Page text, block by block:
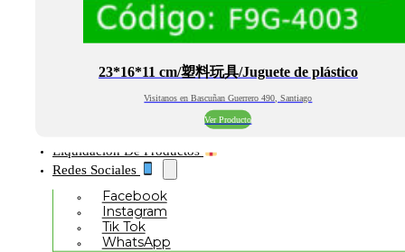
23*16*11 cm/塑料玩具/Juguete de plástico
Visitanos en Bascuñan Guerrero 490, Santiago
Ver Producto
Liquidación De Productos
Redes Sociales
Facebook
Instagram
Tik Tok
WhatsApp